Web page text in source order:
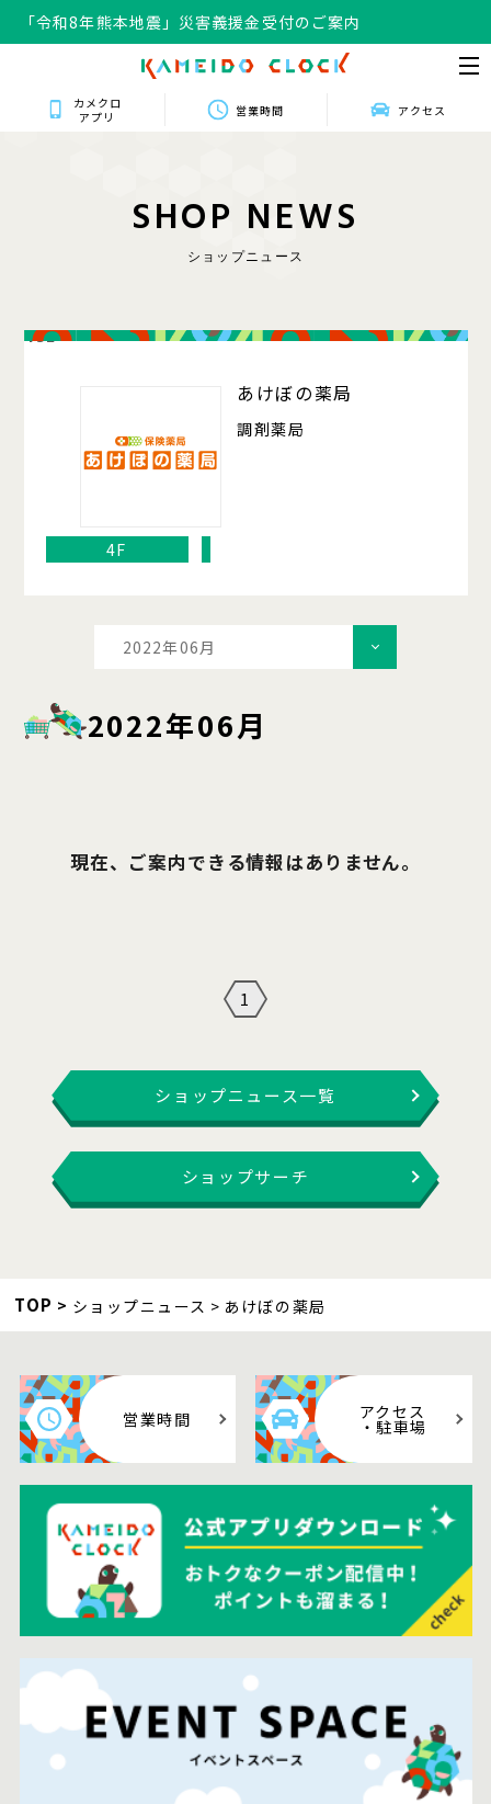
「令和8年熊本地震」災害義援金受付のご案内
カメクロ
アプリ
営業時間 アクセス
SHOP NEWS
ショップニュース
432
あけぼの薬局
調剤薬局
4F
2022年06月
2022年06月
現在、ご案内できる情報はありません。
1
ショップニュース一覧
ショップサーチ
TOP ショップニュース あけぼの薬局
営業時間 アクセス
・駐車場